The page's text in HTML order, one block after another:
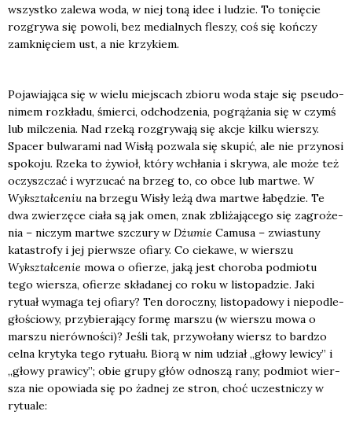
wszyst­ko zale­wa woda, w niej toną idee i ludzie. To tonię­cie
roz­gry­wa się powo­li, bez medial­nych fle­szy, coś się koń­czy
zamknię­ciem ust, a nie krzy­kiem.
Poja­wia­ją­ca się w wie­lu miej­scach zbio­ru woda sta­je się pseu­do­
ni­mem roz­kła­du, śmier­ci, odcho­dze­nia, pogrą­ża­nia się w czymś
lub mil­cze­nia. Nad rze­ką roz­gry­wa­ją się akcje kil­ku wier­szy.
Spa­cer bul­wa­ra­mi nad Wisłą pozwa­la się sku­pić, ale nie przy­no­si
spo­ko­ju. Rze­ka to żywioł, któ­ry wchła­nia i skry­wa, ale może też
oczysz­czać i wyrzu­cać na brzeg to, co obce lub mar­twe. W
Wykształ­ce­niuna brze­gu Wisły leżą dwa mar­twe łabę­dzie. Te
dwa zwie­rzę­ce cia­ła są jak omen, znak zbli­ża­ją­ce­go się zagro­że­
nia – niczym mar­twe szczu­ry w Dżu­mie Camu­sa – zwia­stu­ny
kata­stro­fy i jej pierw­sze ofia­ry. Co cie­ka­we, w wier­szu
Wykształ­ce­nie mowa o ofie­rze, jaką jest cho­ro­ba pod­mio­tu
tego wier­sza, ofie­rze skła­da­nej co roku w listo­pa­dzie. Jaki
rytu­ał wyma­ga tej ofia­ry? Ten dorocz­ny, listo­pa­do­wy i nie­pod­le­
gło­ścio­wy, przy­bie­ra­ją­cy for­mę mar­szu (w wier­szu mowa o
mar­szu nie­rów­no­ści)? Jeśli tak, przy­wo­ła­ny wiersz to bar­dzo
cel­na kry­ty­ka tego rytu­ału. Bio­rą w nim udział „gło­wy lewi­cy” i
„gło­wy pra­wi­cy”; obie gru­py głów odno­szą rany; pod­miot wier­
sza nie opo­wia­da się po żad­nej ze stron, choć uczest­ni­czy w
rytu­ale: